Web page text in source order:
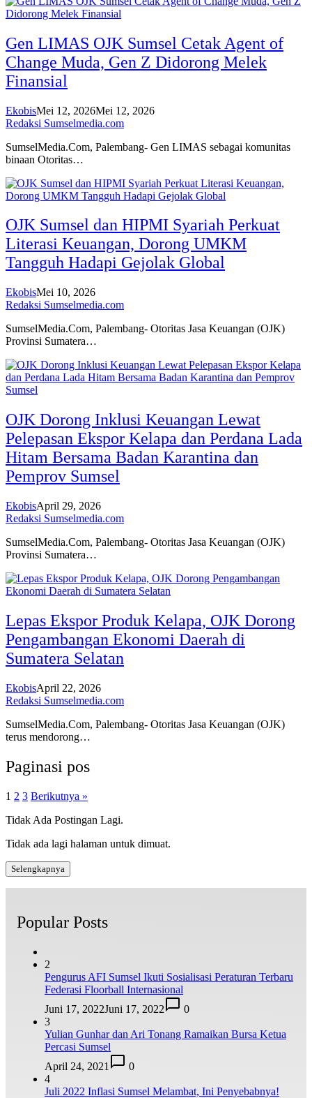
Gen LIMAS OJK Sumsel Cetak Agent of
Change Muda, Gen Z Didorong Melek
Finansial
EkobisMei 12, 2026Mei 12, 2026
Redaksi Sumselmedia.com
SumselMedia.Com, Palembang- Gen LIMAS sebagai komunitas
binaan Otoritas…
OJK Sumsel dan HIPMI Syariah Perkuat
Literasi Keuangan, Dorong UMKM
Tangguh Hadapi Gejolak Global
EkobisMei 10, 2026
Redaksi Sumselmedia.com
SumselMedia.Com, Palembang- Otoritas Jasa Keuangan (OJK)
Provinsi Sumatera…
OJK Dorong Inklusi Keuangan Lewat
Pelepasan Ekspor Kelapa dan Perdana Lada
Hitam Bersama Badan Karantina dan
Pemprov Sumsel
EkobisApril 29, 2026
Redaksi Sumselmedia.com
SumselMedia.Com, Palembang- Otoritas Jasa Keuangan (OJK)
Provinsi Sumatera…
Lepas Ekspor Produk Kelapa, OJK Dorong
Pengambangan Ekonomi Daerah di
Sumatera Selatan
EkobisApril 22, 2026
Redaksi Sumselmedia.com
SumselMedia.Com, Palembang- Otoritas Jasa Keuangan (OJK)
terus mendorong…
Paginasi pos
1 2 3 Berikutnya »
Tidak Ada Postingan Lagi.
Tidak ada lagi halaman untuk dimuat.
Selengkapnya
Popular Posts
2
Pengurus AFI Sumsel Ikuti Sosialisasi Peraturan Terbaru
Federasi Floorball Internasional
Juni 17, 2022Juni 17, 2022
0
3
Yulian Gunhar dan Ari Tonang Ramaikan Bursa Ketua
Percasi Sumsel
April 24, 2021
0
4
Juli 2022 Inflasi Sumsel Melambat, Ini Penyebabnya!